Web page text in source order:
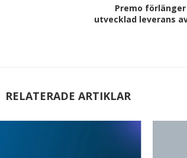
Premo
utvecklad leverans
RELATERADE ARTIKLAR